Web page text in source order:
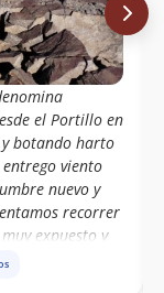
el Portillo en
y botando harto
viento
nuevo y
recorrer
expuesto y
de 2015,